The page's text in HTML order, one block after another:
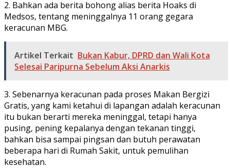
2. Bahkan ada berita bohong alias berita Hoaks di
Medsos, tentang meninggalnya 11 orang gegara
keracunan MBG.
Artikel Terkait Bukan Kabur, DPRD dan Wali Kota
Selesai Paripurna Sebelum Aksi Anarkis
3. Sebenarnya keracunan pada proses Makan Bergizi
Gratis, yang kami ketahui di lapangan adalah keracunan
itu bukan berarti mereka meninggal, tetapi hanya
pusing, pening kepalanya dengan tekanan tinggi,
bahkan bisa sampai pingsan dan butuh perawatan
beberapa hari di Rumah Sakit, untuk pemulihan
kesehatan.